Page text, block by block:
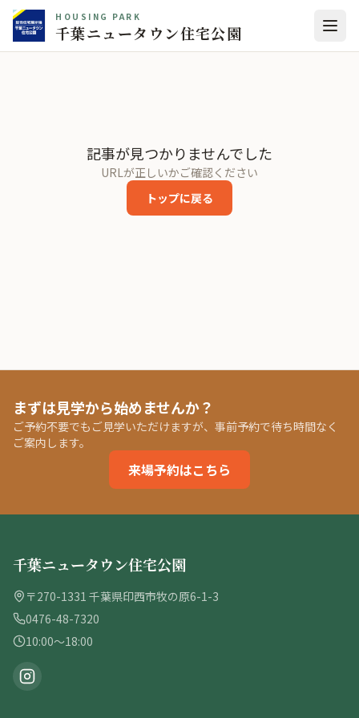
HOUSING PARK
千葉ニュータウン住宅公園
記事が見つかりませんでした
URLが正しいかご確認ください
トップに戻る
まずは見学から始めませんか？
ご予約不要でもご見学いただけますが、事前予約で待ち時間なく
ご案内します。
来場予約はこちら
千葉ニュータウン住宅公園
〒270-1331 千葉県印西市牧の原6-1-3
0476-48-7320
10:00〜18:00